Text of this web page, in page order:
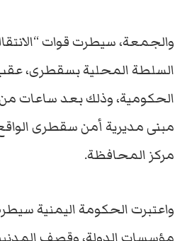
والجمعة، سيطرت قوات
السلطة المحلية بسقطرى،
الحكومية، وذلك بعد ساعات
مبنى مديرية أمن سقطرى
مركز المحافظة.
واعتبرت الحكومة اليمنية